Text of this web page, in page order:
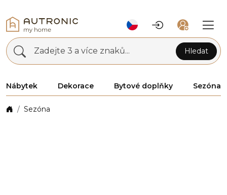
Zadejte 3 a více znaků... Hledat
Nábytek Dekorace Bytové doplňky Sezóna
Sezóna